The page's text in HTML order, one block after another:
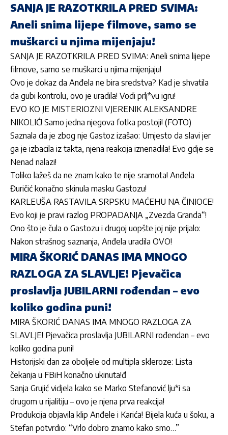
SANJA JE RAZOTKRILA PRED SVIMA:
Aneli snima lijepe filmove, samo se
muškarci u njima mijenjaju!
SANJA JE RAZOTKRILA PRED SVIMA: Aneli snima lijepe
filmove, samo se muškarci u njima mijenjaju!
Ovo je dokaz da Anđela ne bira sredstva? Kad je shvatila
da gubi kontrolu, ovo je uradila! Vodi prlj*vu igru!
EVO KO JE MISTERIOZNI VJERENIK ALEKSANDRE
NIKOLIĆ! Samo jedna njegova fotka postoji! (FOTO)
Saznala da je zbog nje Gastoz izašao: Umjesto da slavi jer
ga je izbacila iz takta, njena reakcija iznenadila! Evo gdje se
Nenad nalazi!
Toliko lažeš da ne znam kako te nije sramota! Anđela
Đuričić konačno skinula masku Gastozu!
KARLEUŠA RASTAVILA SRPSKU MAĆEHU NA ČINIOCE!
Evo koji je pravi razlog PROPADANJA „Zvezda Granda“!
Ono što je čula o Gastozu i drugoj uopšte joj nije prijalo:
Nakon strašnog saznanja, Anđela uradila OVO!
MIRA ŠKORIĆ DANAS IMA MNOGO
RAZLOGA ZA SLAVLJE! Pjevačica
proslavlja JUBILARNI rođendan – evo
koliko godina puni!
MIRA ŠKORIĆ DANAS IMA MNOGO RAZLOGA ZA
SLAVLJE! Pjevačica proslavlja JUBILARNI rođendan – evo
koliko godina puni!
Historijski dan za oboljele od multipla skleroze: Lista
čekanja u FBiH konačno ukinuta!đ
Sanja Grujić vidjela kako se Marko Stefanović lju*i sa
drugom u rijalitiju – ovo je njena prva reakcija!
Produkcija objavila klip Anđele i Karića! Bijela kuća u šoku, a
Stefan potvrdio: “Vrlo dobro znamo kako smo…”